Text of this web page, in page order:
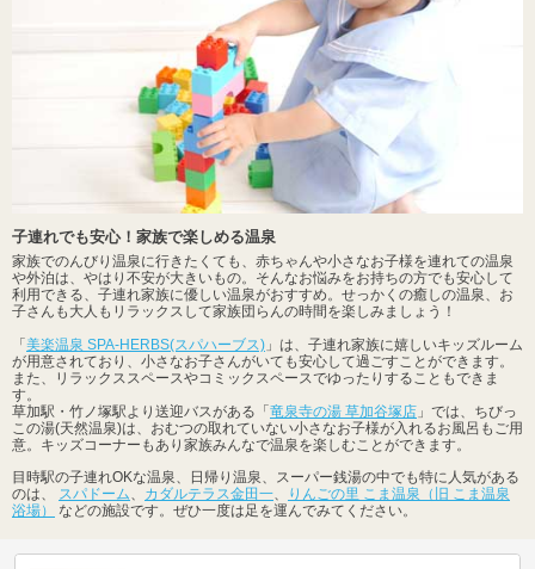
子連れでも安心！家族で楽しめる温泉
家族でのんびり温泉に行きたくても、赤ちゃんや小さなお子様を連れての温泉
や外泊は、やはり不安が大きいもの。そんなお悩みをお持ちの方でも安心して
利用できる、子連れ家族に優しい温泉がおすすめ。せっかくの癒しの温泉、お
子さんも大人もリラックスして家族団らんの時間を楽しみましょう！
「美楽温泉 SPA-HERBS(スパハーブス) 」は、子連れ家族に嬉しいキッズルーム
が用意されており、小さなお子さんがいても安心して過ごすことができます。
また、リラックススペースやコミックスペースでゆったりすることもできま
す。
草加駅・竹ノ塚駅より送迎バスがある「竜泉寺の湯 草加谷塚店 」では、ちびっ
この湯(天然温泉)は、おむつの取れていない小さなお子様が入れるお風呂もご用
意。キッズコーナーもあり家族みんなで温泉を楽しむことができます。
目時駅の子連れOKな温泉、日帰り温泉、スーパー銭湯の中でも特に人気がある
のは、
スパドーム カダルテラス金田一
りんごの里 こま温泉（旧 こま温泉
浴場）
などの施設です。ぜひ一度は足を運んでみてください。